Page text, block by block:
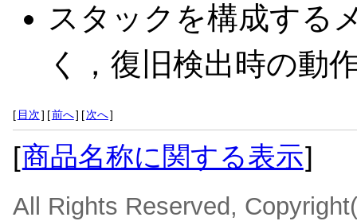
スタックを構成する
く，復旧検出時の動
[ 目次] [前へ] [次へ]
[商品名称に関する表示]
All Rights Reserved,